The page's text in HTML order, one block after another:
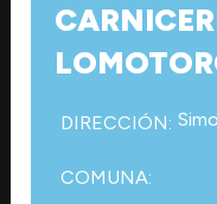
DIRECCIÓN:
COMUNA: